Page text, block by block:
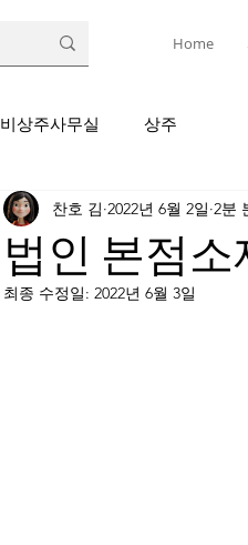
Home
비상주사무실 상주
법인 본점
찬호 김 2022년 6월 2일 2분
최종 수정일: 2022년 6월 3일